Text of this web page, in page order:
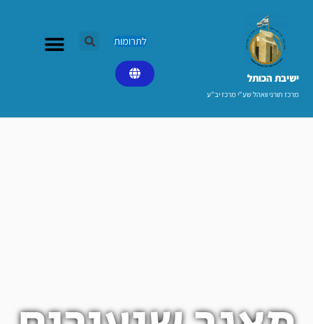
ישיבת הכותל​
מרכז תורני וואהל שע"י מרכז יב"ע
לתרומות